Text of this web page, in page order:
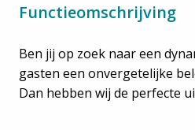
Functieomschrijving
Ben jij op zoek naar een
gasten een onvergetelijke
Dan hebben wij de perfecte